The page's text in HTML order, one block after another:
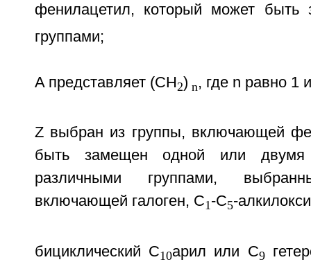
фенилацетил, который может
группами;
A представляет (CH2) n, где n равно 1
Z выбран из группы, включающей
быть замещен одной или двумя
различными группами,
включающей галоген, C1-C5-
бициклический C10арил или C9